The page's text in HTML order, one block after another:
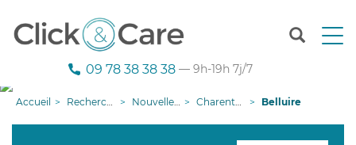
T
n
09 78 38 38 38 — 9h-19h 7j/7
Accueil Recherche aide à domicile Nouvelle-Aquitaine Charente-Maritime Belluire